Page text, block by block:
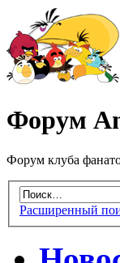
Форум
Форум клуба
Расширенный